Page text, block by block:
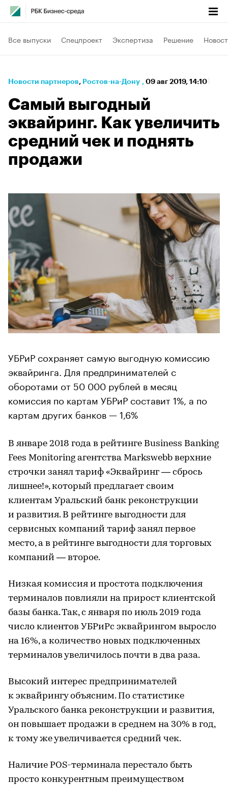
Все выпуски Спецпроект Экспертиза Решение
Новости партнеров⁠, Ростов-на-Дону , 09 авг 2019, 14:10
Самый выгодный
эквайринг. Как увеличить
средний чек и поднять
продажи
УБРиР сохраняет самую выгодную комиссию
эквайринга. Для предпринимателей с
оборотами от 50 000 рублей в месяц
комиссия по картам УБРиР составит 1%, а по
картам других банков — 1,6%
В январе 2018 года в рейтинге Business Banking
Fees Monitoring агентства Markswebb верхние
строчки занял тариф «Эквайринг — сбрось
лишнее!», который предлагает своим
клиентам Уральский банк реконструкции
и развития. В рейтинге выгодности для
сервисных компаний тариф занял первое
место, а в рейтинге выгодности для торговых
компаний — второе.
Низкая комиссия и простота подключения
терминалов повлияли на прирост клиентской
базы банка. Так, с января по июль 2019 года
число клиентов УБРиРс эквайрингом выросло
на 16%, а количество новых подключенных
терминалов увеличилось почти в два раза.
Высокий интерес предпринимателей
к эквайрингу объясним. По статистике
Уральского банка реконструкции и развития,
он повышает продажи в среднем на 30% в год,
к тому же увеличивается средний чек.
Наличие POS-терминала перестало быть
просто конкурентным преимуществом